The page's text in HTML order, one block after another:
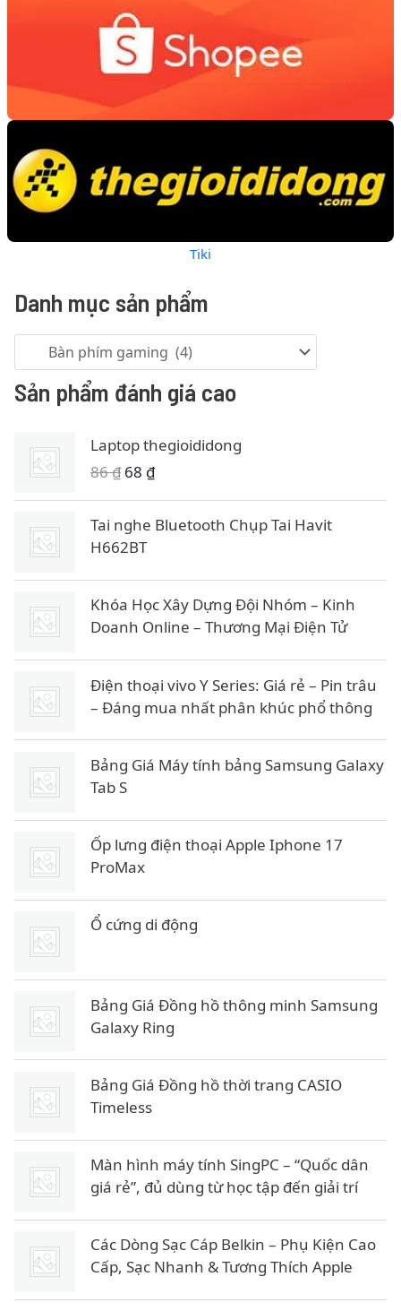
Tiki
Danh mục sản phẩm
Sản phẩm đánh giá cao
Laptop thegioididong
86₫ G
g
c
l
à
6
₫
.
68 ₫G
á
ệ
n
t
l
à
:
6
.
Tai nghe Bluetooth Chụp Tai Havit
H662BT
Khóa Học Xây Dựng Đội Nhóm – Kinh
Doanh Online – Thương Mại Điện Tử
Điện thoại vivo Y Series: Giá rẻ – Pin trâu
– Đáng mua nhất phân khúc phổ thông
Bảng Giá Máy tính bảng Samsung Galaxy
Tab S
Ốp lưng điện thoại Apple Iphone 17
ProMax
Ổ cứng di động
Bảng Giá Đồng hồ thông minh Samsung
Galaxy Ring
Bảng Giá Đồng hồ thời trang CASIO
Timeless
Màn hình máy tính SingPC – “Quốc dân
giá rẻ”, đủ dùng từ học tập đến giải trí
Các Dòng Sạc Cáp Belkin – Phụ Kiện Cao
Cấp, Sạc Nhanh & Tương Thích Apple